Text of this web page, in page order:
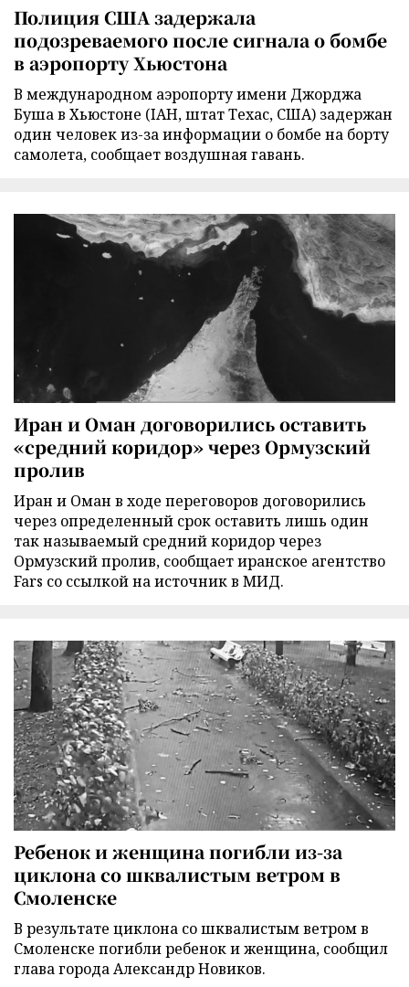
Полиция США задержала
подозреваемого после сигнала о бомбе
в аэропорту Хьюстона
В международном аэропорту имени Джорджа
Буша в Хьюстоне (IAH, штат Техас, США) задержан
один человек из-за информации о бомбе на борту
самолета, сообщает воздушная гавань.
Иран и Оман договорились оставить
«средний коридор» через Ормузский
пролив
Иран и Оман в ходе переговоров договорились
через определенный срок оставить лишь один
так называемый средний коридор через
Ормузский пролив, сообщает иранское агентство
Fars со ссылкой на источник в МИД.
Ребенок и женщина погибли из-за
циклона со шквалистым ветром в
Смоленске
В результате циклона со шквалистым ветром в
Смоленске погибли ребенок и женщина, сообщил
глава города Александр Новиков.